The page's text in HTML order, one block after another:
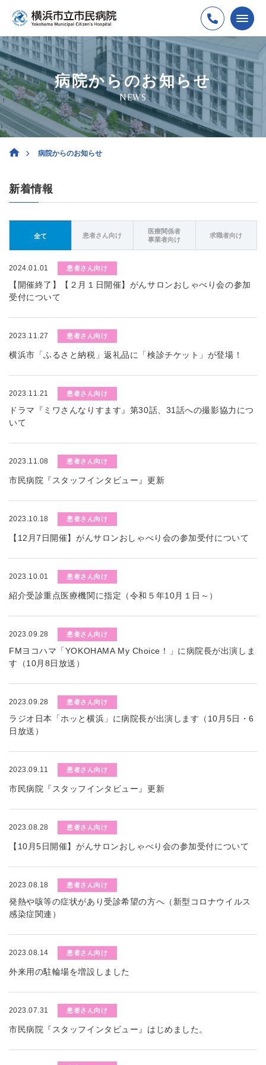
病院からのお知らせ
NEWS
病院からのお知らせ
新着情報
全て 患者さん向け
医療関係者
事業者向け
求職者向け
2024.01.01 患者さん向け
【開催終了】【２月１日開催】がんサロンおしゃべり会の参加
受付について
2023.11.27 患者さん向け
横浜市「ふるさと納税」返礼品に「検診チケット」が登場！
2023.11.21 患者さん向け
ドラマ『ミワさんなりすます』第30話、31話への撮影協力につ
いて
2023.11.08 患者さん向け
市民病院『スタッフインタビュー』更新
2023.10.18 患者さん向け
【12月7日開催】がんサロンおしゃべり会の参加受付について
2023.10.01 患者さん向け
紹介受診重点医療機関に指定（令和５年10月１日～）
2023.09.28 患者さん向け
FMヨコハマ「YOKOHAMA My Choice！」に病院長が出演しま
す（10月8日放送）
2023.09.28 患者さん向け
ラジオ日本「ホッと横浜」に病院長が出演します（10月5日・6
日放送）
2023.09.11 患者さん向け
市民病院『スタッフインタビュー』更新
2023.08.28 患者さん向け
【10月5日開催】がんサロンおしゃべり会の参加受付について
2023.08.18 患者さん向け
発熱や咳等の症状があり受診希望の方へ（新型コロナウイルス
感染症関連）
2023.08.14 患者さん向け
外来用の駐輪場を増設しました
2023.07.31 患者さん向け
市民病院『スタッフインタビュー』はじめました。